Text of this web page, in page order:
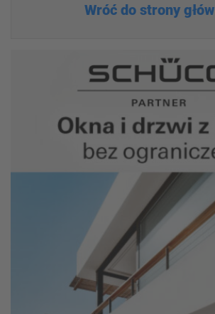
Wróć do strony